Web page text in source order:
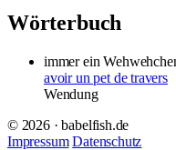
Wörterbuch
immer ein
avoir un pet de travers
Wendung
© 2026 · babelfish.de
Impressum Datenschutz